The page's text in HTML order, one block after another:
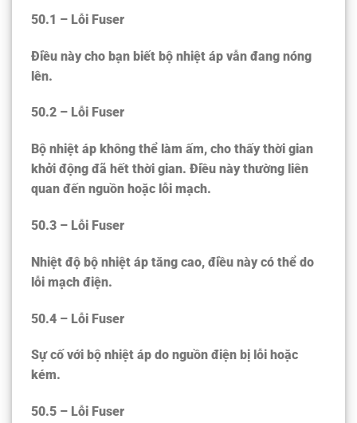
50.1 – Lỗi Fuser
Điều này cho bạn biết bộ nhiệt áp vẫn đang nóng
lên.
50.2 – Lỗi Fuser
Bộ nhiệt áp không thể làm ấm, cho thấy thời gian
khởi động đã hết thời gian. Điều này thường liên
quan đến nguồn hoặc lỗi mạch.
50.3 – Lỗi Fuser
Nhiệt độ bộ nhiệt áp tăng cao, điều này có thể do
lỗi mạch điện.
50.4 – Lỗi Fuser
Sự cố với bộ nhiệt áp do nguồn điện bị lỗi hoặc
kém.
50.5 – Lỗi Fuser